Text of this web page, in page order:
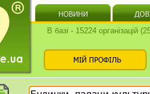
В базі - 15224 організацій